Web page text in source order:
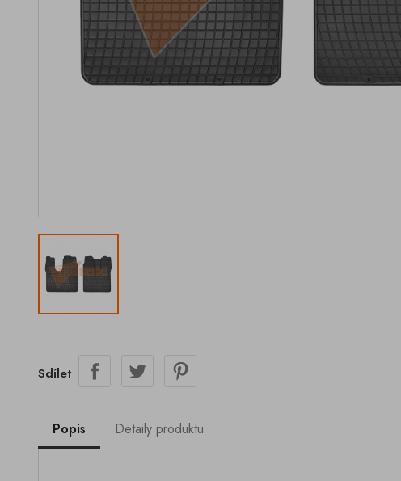
Sdílet
Popis Detaily produktu